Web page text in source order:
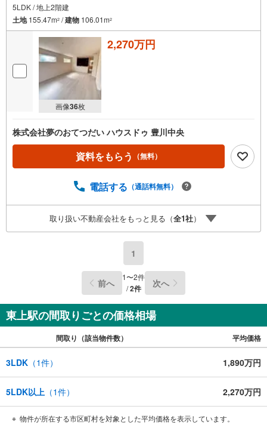
5LDK / 地上2階建
土地155.47m2 /建物 106.01m2
画像36枚
2,270万円
株式会社夢のおてつだい ハウスドゥ 豊川中央
資料をもらう （無料）
電話する （通話料無料）
取り扱い不動産会社をもっと見る（全1社）
1
前へ 1〜2件
/2件 次へ
東上駅の間取りごとの価格相場
間取り（該当物件数） 平均価格
3LDK （1件） 1,890万円
5LDK以上 （1件） 2,270万円
物件が所在する市区町村を対象とした平均価格を表示しています。